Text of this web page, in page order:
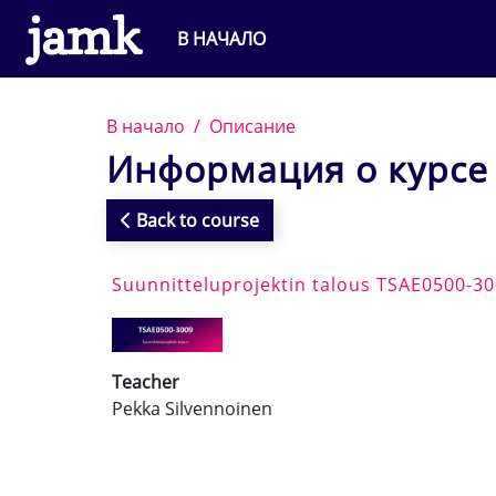
Перейти к основному содержанию
В НАЧАЛО
В начало Описание
Информация о курсе
Back to course
Suunnitteluprojektin talous TSAE0500-
Teacher
Pekka Silvennoinen